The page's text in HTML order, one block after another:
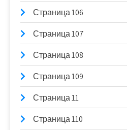
Страница 106
Страница 107
Страница 108
Страница 109
Страница 11
Страница 110